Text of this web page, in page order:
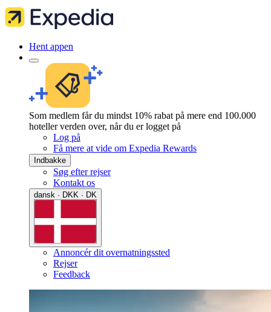
Hent appen
Som medlem får du mindst 10% rabat på mere end 100.000
hoteller verden over, når du er logget på
Log på
Få mere at vide om Expedia Rewards
Indbakke
Søg efter rejser
Kontakt os
dansk · DKK · DK
Annoncér dit overnatningssted
Rejser
Feedback